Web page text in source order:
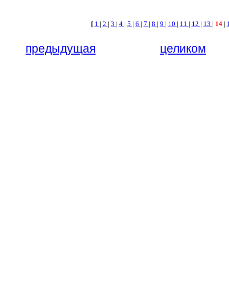
[ 1 | 2 | 3 | 4 | 5 | 6 | 7 | 8 | 9 | 10 | 11 | 12 | 13 | 14 |
предыдущая целиком